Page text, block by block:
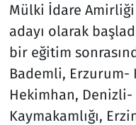
Mülki İdare
adayı olarak
bir eğitim
Bademli, Erzurum-
Hekimhan, Denizli-
Kaymakamlığı,